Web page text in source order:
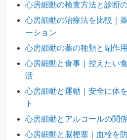
心房細動の検査方法と診断
心房細動の治療法を比較｜
ーション
心房細動の薬の種類と副作用
心房細動と食事｜控えたい
活
心房細動と運動｜安全に体
ト
心房細動とアルコールの関
心房細動と脳梗塞｜血栓を